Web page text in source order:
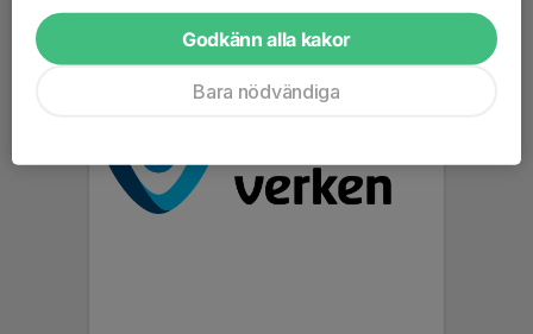
Godkänn alla kakor
Bara nödvändiga